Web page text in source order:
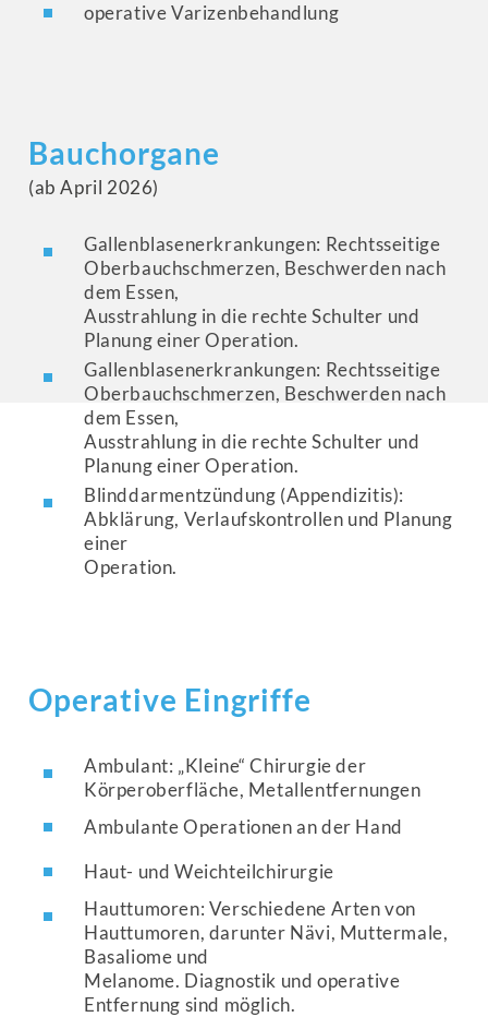
operative Varizenbehandlung
Bauchorgane
(ab April 2026)
Gallenblasenerkrankungen: Rechtsseitige
Oberbauchschmerzen, Beschwerden nach
dem Essen,
Ausstrahlung in die rechte Schulter und
Planung einer Operation.
Gallenblasenerkrankungen: Rechtsseitige
Oberbauchschmerzen, Beschwerden nach
dem Essen,
Ausstrahlung in die rechte Schulter und
Planung einer Operation.
Blinddarmentzündung (Appendizitis):
Abklärung, Verlaufskontrollen und Planung
einer
Operation.
Operative Eingriffe
Ambulant: „Kleine“ Chirurgie der
Körperoberfläche, Metallentfernungen
Ambulante Operationen an der Hand
Haut- und Weichteilchirurgie
Hauttumoren: Verschiedene Arten von
Hauttumoren, darunter Nävi, Muttermale,
Basaliome und
Melanome. Diagnostik und operative
Entfernung sind möglich.